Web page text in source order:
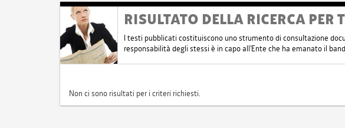
RISULTATO DELLA RICERCA PER
I testi pubblicati costituiscono uno strumento di consultazione
responsabilità degli stessi è in capo all'Ente che ha emanato il
Non ci sono risultati per i criteri richiesti.